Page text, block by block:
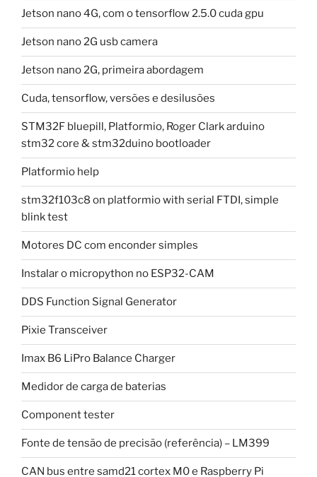
Jetson nano 4G, com o tensorflow 2.5.0 cuda gpu
Jetson nano 2G usb camera
Jetson nano 2G, primeira abordagem
Cuda, tensorflow, versões e desilusões
STM32F bluepill, Platformio, Roger Clark arduino
stm32 core & stm32duino bootloader
Platformio help
stm32f103c8 on platformio with serial FTDI, simple
blink test
Motores DC com enconder simples
Instalar o micropython no ESP32-CAM
DDS Function Signal Generator
Pixie Transceiver
Imax B6 LiPro Balance Charger
Medidor de carga de baterias
Component tester
Fonte de tensão de precisão (referência) – LM399
CAN bus entre samd21 cortex M0 e Raspberry Pi